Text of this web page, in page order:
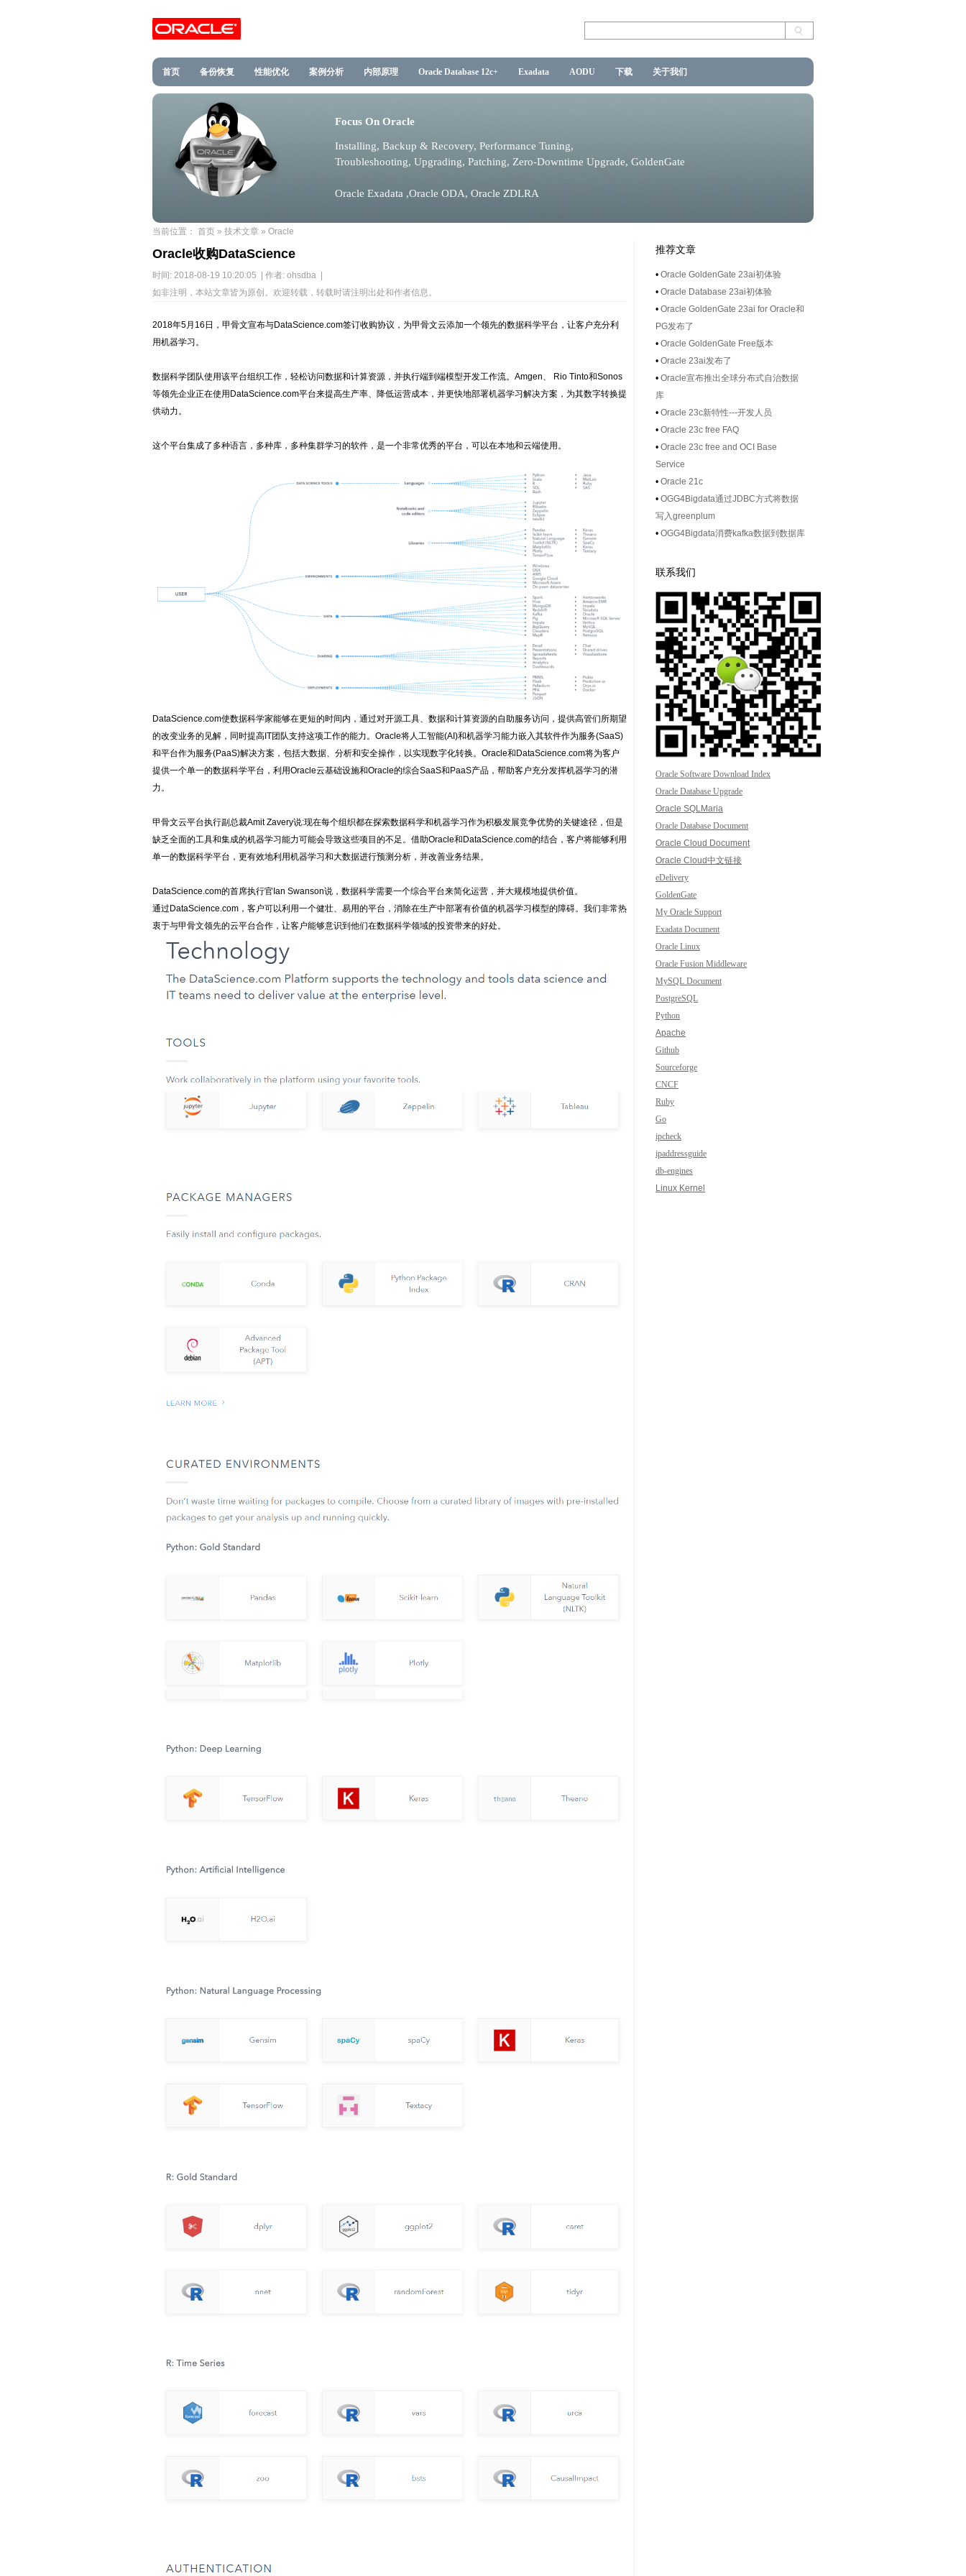
首页 备份恢复 性能优化 案例分析 内部原理 Oracle Database 12c+ Exadata AODU 下载 关于我们
Focus On Oracle
Installing, Backup & Recovery, Performance Tuning,
Troubleshooting, Upgrading, Patching, Zero-Downtime Upgrade, GoldenGate
Oracle Exadata ,Oracle ODA, Oracle ZDLRA
当前位置： 首页 » 技术文章 » Oracle
Oracle收购DataScience
时间: 2018-08-19 10:20:05 | 作者: ohsdba |
如非注明，本站文章皆为原创。欢迎转载，转载时请注明出处和作者信息。
2018年5月16日，甲骨文宣布与DataScience.com签订收购协议，为甲骨文云添加一个领先的数据科学平台，让客户充分利
用机器学习。
数据科学团队使用该平台组织工作，轻松访问数据和计算资源，并执行端到端模型开发工作流。Amgen、 Rio Tinto和Sonos
等领先企业正在使用DataScience.com平台来提高生产率、降低运营成本，并更快地部署机器学习解决方案，为其数字转换提
供动力。
这个平台集成了多种语言，多种库，多种集群学习的软件，是一个非常优秀的平台，可以在本地和云端使用。
DataScience.com使数据科学家能够在更短的时间内，通过对开源工具、数据和计算资源的自助服务访问，提供高管们所期望
的改变业务的见解，同时提高IT团队支持这项工作的能力。Oracle将人工智能(AI)和机器学习能力嵌入其软件作为服务(SaaS)
和平台作为服务(PaaS)解决方案，包括大数据、分析和安全操作，以实现数字化转换。Oracle和DataScience.com将为客户
提供一个单一的数据科学平台，利用Oracle云基础设施和Oracle的综合SaaS和PaaS产品，帮助客户充分发挥机器学习的潜
力。
甲骨文云平台执行副总裁Amit Zavery说:现在每个组织都在探索数据科学和机器学习作为积极发展竞争优势的关键途径，但是
缺乏全面的工具和集成的机器学习能力可能会导致这些项目的不足。借助Oracle和DataScience.com的结合，客户将能够利用
单一的数据科学平台，更有效地利用机器学习和大数据进行预测分析，并改善业务结果。
DataScience.com的首席执行官Ian Swanson说，数据科学需要一个综合平台来简化运营，并大规模地提供价值。
通过DataScience.com，客户可以利用一个健壮、易用的平台，消除在生产中部署有价值的机器学习模型的障碍。我们非常热
衷于与甲骨文领先的云平台合作，让客户能够意识到他们在数据科学领域的投资带来的好处。
推荐文章
• Oracle GoldenGate 23ai初体验
• Oracle Database 23ai初体验
• Oracle GoldenGate 23ai for Oracle和
PG发布了
• Oracle GoldenGate Free版本
• Oracle 23ai发布了
• Oracle宣布推出全球分布式自治数据
库
• Oracle 23c新特性---开发人员
• Oracle 23c free FAQ
• Oracle 23c free and OCI Base
Service
• Oracle 21c
• OGG4Bigdata通过JDBC方式将数据
写入greenplum
• OGG4Bigdata消费kafka数据到数据库
联系我们
Oracle Software Download Index
Oracle Database Upgrade
Oracle SQLMaria
Oracle Database Document
Oracle Cloud Document
Oracle Cloud中文链接
eDelivery
GoldenGate
My Oracle Support
Exadata Document
Oracle Linux
Oracle Fusion Middleware
MySQL Document
PostgreSQL
Python
Apache
Github
Sourceforge
CNCF
Ruby
Go
ipcheck
ipaddressguide
db-engines
Linux Kernel